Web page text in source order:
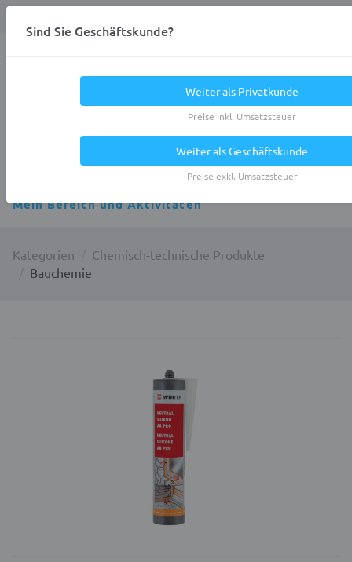
Mein Bereich und Aktivitäten
Kategorien
Chemisch-technische Produkte
Bauchemie
Sind Sie Geschäftskunde?
Weiter als Privatkunde
Preise inkl. Umsatzsteuer
Weiter als Geschäftskunde
Preise exkl. Umsatzsteuer